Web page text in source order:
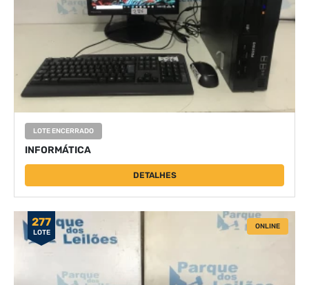
LOTE ENCERRADO
INFORMÁTICA
DETALHES
277
LOTE
ONLINE